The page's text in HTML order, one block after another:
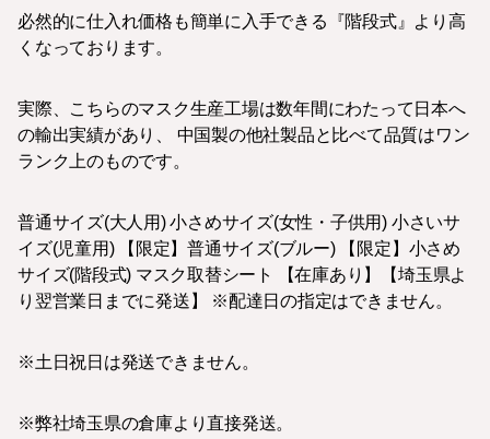
必然的に仕入れ価格も簡単に入手できる『階段式』より高
くなっております。
実際、こちらのマスク生産工場は数年間にわたって日本へ
の輸出実績があり、 中国製の他社製品と比べて品質はワン
ランク上のものです。
普通サイズ(大人用) 小さめサイズ(女性・子供用) 小さいサ
イズ(児童用) 【限定】普通サイズ(ブルー) 【限定】小さめ
サイズ(階段式) マスク取替シート 【在庫あり】【埼玉県よ
り翌営業日までに発送】 ※配達日の指定はできません。
※土日祝日は発送できません。
※弊社埼玉県の倉庫より直接発送。